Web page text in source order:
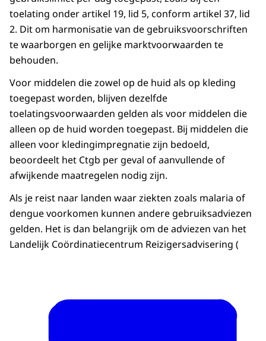
toelating onder artikel 19, lid 5, conform artikel 37, lid
2. Dit om harmonisatie van de gebruiksvoorschriften
te waarborgen en gelijke marktvoorwaarden te
behouden.
Voor middelen die zowel op de huid als op kleding
toegepast worden, blijven dezelfde
toelatingsvoorwaarden gelden als voor middelen die
alleen op de huid worden toegepast. Bij middelen die
alleen voor kledingimpregnatie zijn bedoeld,
beoordeelt het Ctgb per geval of aanvullende of
afwijkende maatregelen nodig zijn.
Als je reist naar landen waar ziekten zoals malaria of
dengue voorkomen kunnen andere gebruiksadviezen
gelden. Het is dan belangrijk om de adviezen van het
Landelijk Coördinatiecentrum Reizigersadvisering (